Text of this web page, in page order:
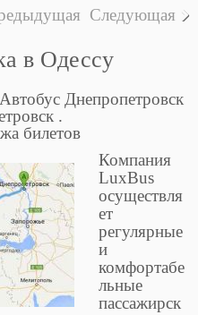
Следующая
в Одессу
Днепропетровск
.
билетов
Компания
LuxBus
осуществля
ет
регулярные
и
комфортабе
льные
пассажирск